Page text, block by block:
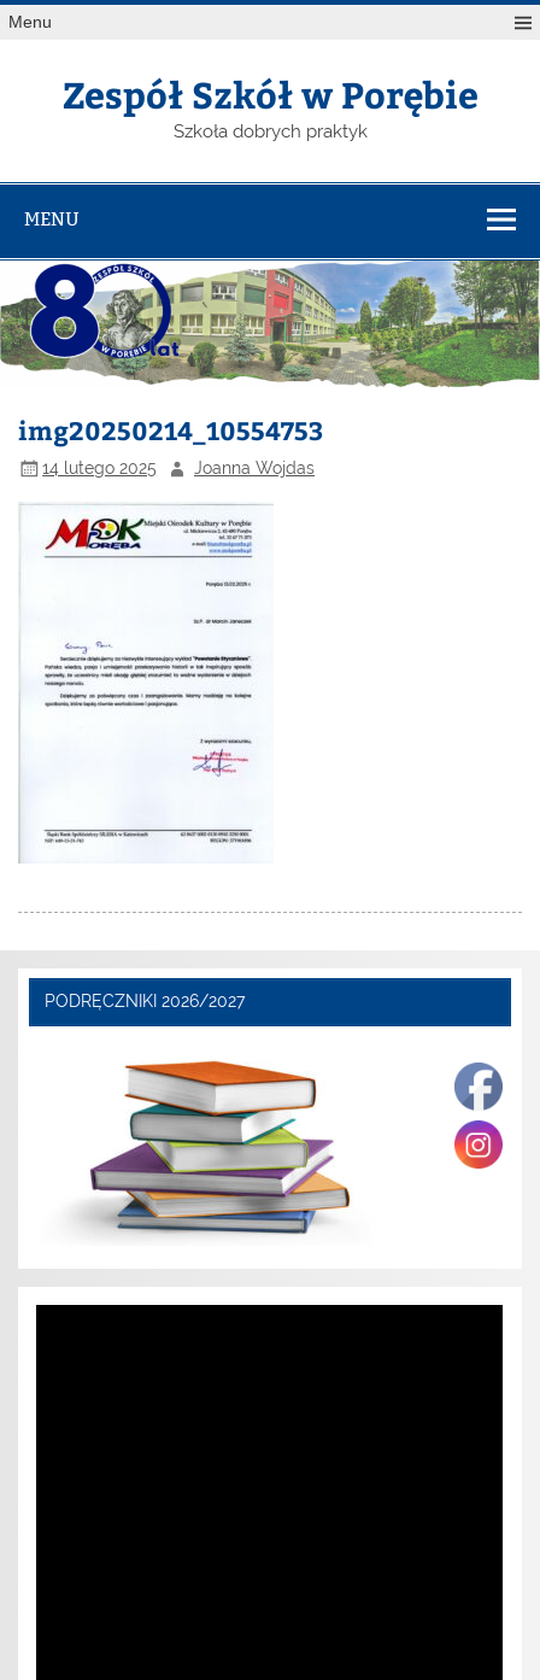
Menu
Zespół Szkół w Porębie
Szkoła dobrych praktyk
MENU
img20250214_10554753
14 lutego 2025 Joanna Wojdas
PODRĘCZNIKI 2026/2027